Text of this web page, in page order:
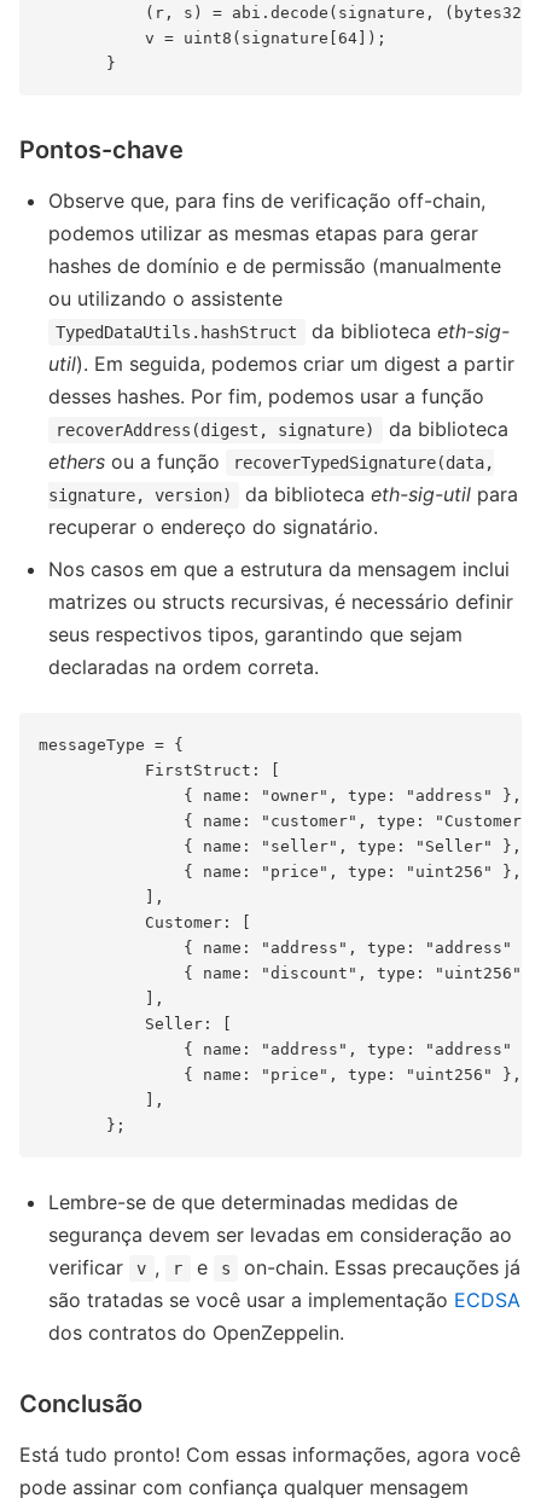
(r, s) = abi.decode(signature, (bytes32,
           v = uint8(signature[64]);
Pontos-chave
Observe que, para fins de verificação off-chain,
podemos utilizar as mesmas etapas para gerar
hashes de domínio e de permissão (manualmente
ou utilizando o assistente
TypedDataUtils.hashStruct da biblioteca eth-sig-
util). Em seguida, podemos criar um digest a partir
desses hashes. Por fim, podemos usar a função
recoverAddress(digest, signature)
da biblioteca
ethers ou a função
recoverTypedSignature(data,
signature, version)
da bibliotecaeth-sig-util para
recuperar o endereço do signatário.
Nos casos em que a estrutura da mensagem inclui
matrizes ou structs recursivas, é necessário definir
seus respectivos tipos, garantindo que sejam
declaradas na ordem correta.
messageType = {
           FirstStruct: [
               { name: "owner", type: "address" },
{ name: "customer", type:
               { name: "seller", type: "Seller" },
               { name: "price", type: "uint256" },
           ],
           Customer: [
               { name: "address", type: "address" },
{ name: "discount", type: "uint256"
           ],
           Seller: [
               { name: "address", type: "address" },
               { name: "price", type: "uint256" },
           ],
Lembre-se de que determinadas medidas de
segurança devem ser levadas em consideração ao
verificar
v , r e s
on-chain. Essas precauções já
são tratadas se você usar a implementação ECDSA
dos contratos do OpenZeppelin.
Conclusão
Está tudo pronto! Com essas informações, agora você
pode assinar com confiança qualquer mensagem